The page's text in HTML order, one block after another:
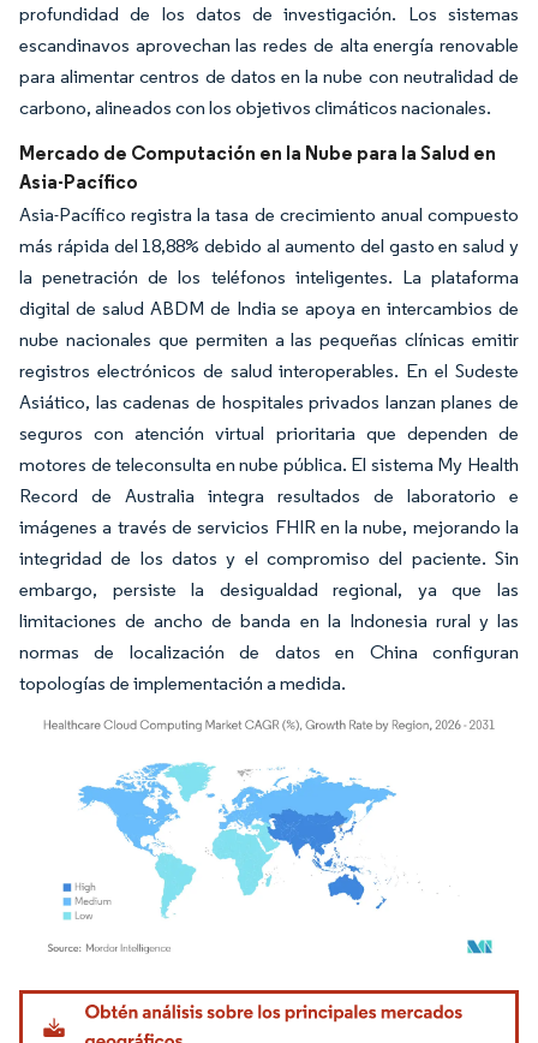
profundidad de los datos de investigación. Los sistemas
escandinavos aprovechan las redes de alta energía renovable
para alimentar centros de datos en la nube con neutralidad de
carbono, alineados con los objetivos climáticos nacionales.
Mercado de Computación en la Nube para la Salud en
Asia-Pacífico
Asia-Pacífico registra la tasa de crecimiento anual compuesto
más rápida del 18,88% debido al aumento del gasto en salud y
la penetración de los teléfonos inteligentes. La plataforma
digital de salud ABDM de India se apoya en intercambios de
nube nacionales que permiten a las pequeñas clínicas emitir
registros electrónicos de salud interoperables. En el Sudeste
Asiático, las cadenas de hospitales privados lanzan planes de
seguros con atención virtual prioritaria que dependen de
motores de teleconsulta en nube pública. El sistema My Health
Record de Australia integra resultados de laboratorio e
imágenes a través de servicios FHIR en la nube, mejorando la
integridad de los datos y el compromiso del paciente. Sin
embargo, persiste la desigualdad regional, ya que las
limitaciones de ancho de banda en la Indonesia rural y las
normas de localización de datos en China configuran
topologías de implementación a medida.
Imagen © Mordor Intelligence. El uso requiere atribución según CC BY 4.0.